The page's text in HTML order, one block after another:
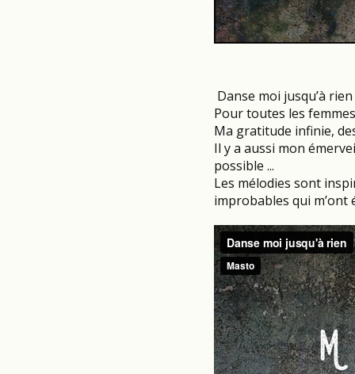
Danse moi jusqu’à
Pour toutes les
Ma gratitude infinie,
Il y a aussi mon
possible ...
Les mélodies sont
improbables qui